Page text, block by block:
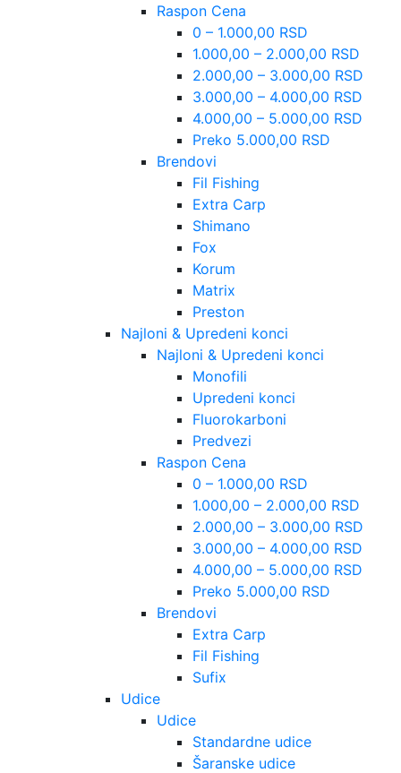
Raspon Cena
0 – 1.000,00 RSD
1.000,00 – 2.000,00 RSD
2.000,00 – 3.000,00 RSD
3.000,00 – 4.000,00 RSD
4.000,00 – 5.000,00 RSD
Preko 5.000,00 RSD
Brendovi
Fil Fishing
Extra Carp
Shimano
Fox
Korum
Matrix
Preston
Najloni & Upredeni konci
Najloni & Upredeni konci
Monofili
Upredeni konci
Fluorokarboni
Predvezi
Raspon Cena
0 – 1.000,00 RSD
1.000,00 – 2.000,00 RSD
2.000,00 – 3.000,00 RSD
3.000,00 – 4.000,00 RSD
4.000,00 – 5.000,00 RSD
Preko 5.000,00 RSD
Brendovi
Extra Carp
Fil Fishing
Sufix
Udice
Udice
Standardne udice
Šaranske udice